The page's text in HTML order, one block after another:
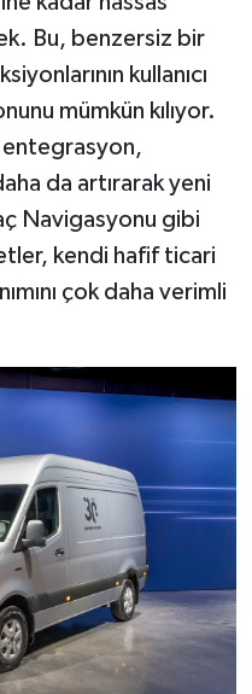
Bu, benzersiz bir
kullanıcı
mümkün kılıyor.
entegrasyon,
da artırarak yeni
Navigasyonu gibi
kendi hafif ticari
çok daha verimli